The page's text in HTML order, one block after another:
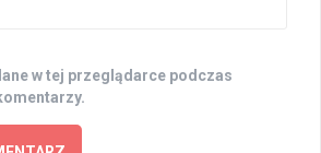
w tej przeglądarce podczas